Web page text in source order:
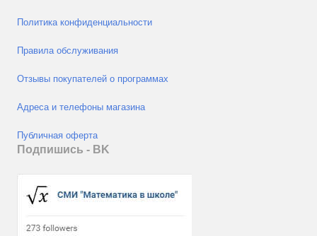
Политика конфиденциальности
Правила обслуживания
Отзывы покупателей о программах
Адреса и телефоны магазина
Публичная оферта
Подпишись - ВK